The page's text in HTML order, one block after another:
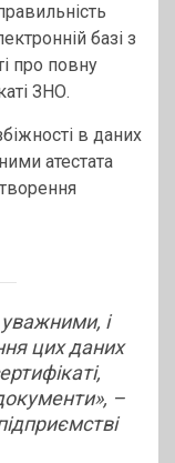
базі з
про повну
ЗНО.
в даних
атестата
і
цих даних
–